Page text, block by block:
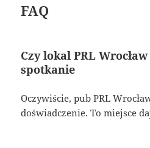
FAQ
Czy lokal PRL
spotkanie
Oczywiście, pub PRL
doświadczenie. To miejsce